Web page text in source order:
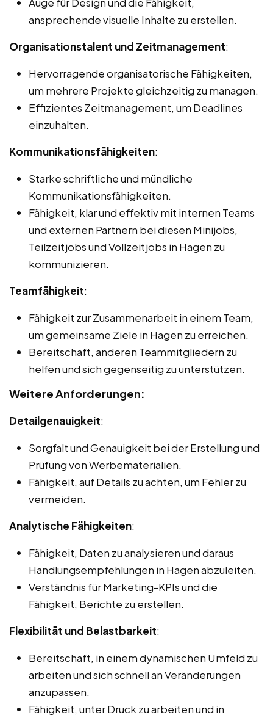
ansprechende visuelle Inhalte zu erstellen.
Organisationstalent und Zeitmanagement:
Hervorragende organisatorische Fähigkeiten,
um mehrere Projekte gleichzeitig zu managen.
Effizientes Zeitmanagement, um Deadlines
einzuhalten.
Kommunikationsfähigkeiten:
Starke schriftliche und mündliche
Kommunikationsfähigkeiten.
Fähigkeit, klar und effektiv mit internen Teams
und externen Partnern bei diesen Minijobs,
Teilzeitjobs und Vollzeitjobs in Hagen zu
kommunizieren.
Teamfähigkeit:
Fähigkeit zur Zusammenarbeit in einem Team,
um gemeinsame Ziele in Hagen zu erreichen.
Bereitschaft, anderen Teammitgliedern zu
helfen und sich gegenseitig zu unterstützen.
Weitere Anforderungen:
Detailgenauigkeit:
Sorgfalt und Genauigkeit bei der Erstellung und
Prüfung von Werbematerialien.
Fähigkeit, auf Details zu achten, um Fehler zu
vermeiden.
Analytische Fähigkeiten:
Fähigkeit, Daten zu analysieren und daraus
Handlungsempfehlungen in Hagen abzuleiten.
Verständnis für Marketing-KPIs und die
Fähigkeit, Berichte zu erstellen.
Flexibilität und Belastbarkeit:
Bereitschaft, in einem dynamischen Umfeld zu
arbeiten und sich schnell an Veränderungen
anzupassen.
Fähigkeit, unter Druck zu arbeiten und in